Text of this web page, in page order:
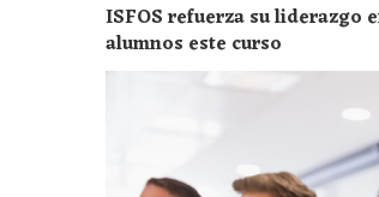
ISFOS refuerza su liderazgo
alumnos este curso